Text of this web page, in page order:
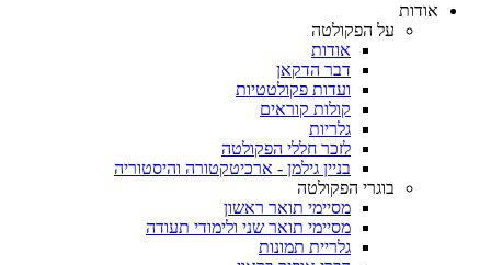
אודות
על הפקולטה
אודות
דבר הדקאן
ועדות פקולטטיות
קולות קוראים
גלריות
לזכר חללי הפקולטה
בניין גילמן - ארכיטקטורה והיסטוריה
בוגרי הפקולטה
מסיימי תואר ראשון
מסיימי תואר שני ולימודי תעודה
גלריית תמונות